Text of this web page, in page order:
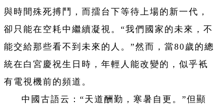
與時間殊死搏鬥，而擂台下等待上場的新一代，
卻只能在空耗中繼續凝視。“我們國家的未來，不
能交給那些看不到未來的人。”然而，當80歲的總
統在白宮慶祝生日時，年輕人能改變的，似乎衹
有電視機前的頻道。
中國古語云：“天道酬勤，寒暑自更。”但顯